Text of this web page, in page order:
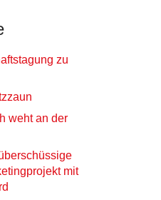
zu
weht an der
mit